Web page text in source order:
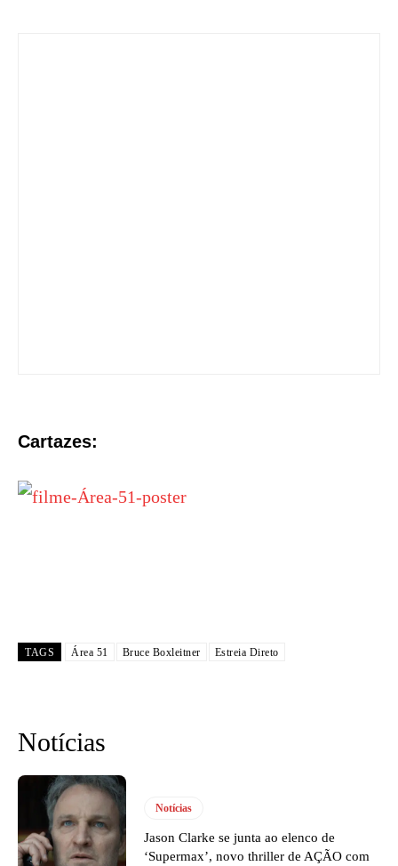
Cartazes:
TAGS Área 51 Bruce Boxleitner Estreia Direto
Notícias
Notícias
Jason Clarke se junta ao elenco de
‘Supermax’, novo thriller de AÇÃO com